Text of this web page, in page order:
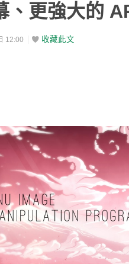
更強大的
12:00 收藏此文